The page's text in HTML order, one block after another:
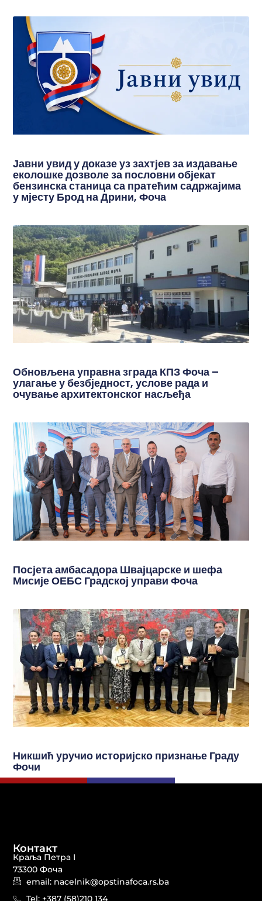
Јавни увид у доказе уз захтјев за издавање
еколошке дозволе за пословни објекат
бензинска станица са пратећим садржајима
у мјесту Брод на Дрини, Фоча
Обновљена управна зграда КПЗ Фоча –
улагање у безбједност, услове рада и
очување архитектонског насљеђа
Посјета амбасадора Швајцарске и шефа
Мисије ОЕБС Градској управи Фоча
Никшић уручио историјско признање Граду
Фочи
Контакт
Краља Петра I
73300 Фоча
email: nacelnik@opstinafoca.rs.ba
Tel: +387 (58)210 134